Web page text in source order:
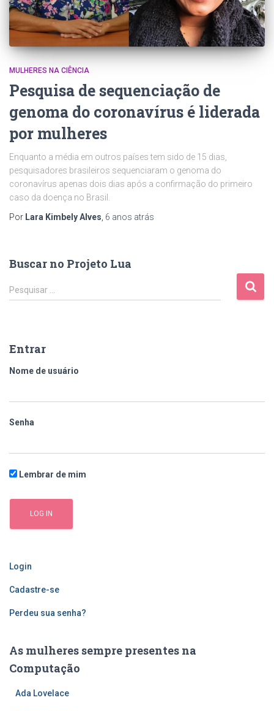
MULHERES NA CIÊNCIA
Pesquisa de sequenciação de
genoma do coronavírus é liderada
por mulheres
Enquanto a média em outros países tem sido de 15 dias,
pesquisadores brasileiros sequenciaram o genoma do
coronavírus apenas dois dias após a confirmação do primeiro
caso da doença no Brasil.
Por Lara Kimbely Alves, 6 anos atrás
Buscar no Projeto Lua
Pesquisar …
Entrar
Nome de usuário
Senha
Lembrar de mim
Login
Cadastre-se
Perdeu sua senha?
As mulheres sempre presentes na
Computação
Ada Lovelace